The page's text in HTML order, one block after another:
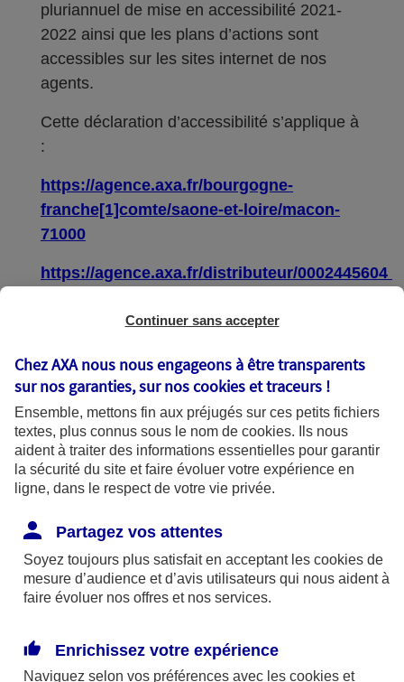
pluriannuel de mise en accessibilité 2021-
2022 ainsi que les plans d’actions sont
accessibles sur les sites internet de nos
agents.
Cette déclaration d’accessibilité s’applique à
:
https://agence.axa.fr/bourgogne-
franche[1]comte/saone-et-loire/macon-
71000
https://agence.axa.fr/distributeur/0002445604
https://agence.axa.fr/distributeur/0004587904
État de conformité
Les pages web :
https://agence.axa.fr/bourgogne-
franche[1]comte/saone-et-loire/macon-
https://agence.axa.fr/distributeur/0002445604
sont partiellement conformes avec le
Continuer sans accepter
Chez AXA nous nous engageons à être transparents
sur nos garanties, sur noscookies et traceurs !
Ensemble, mettons fin aux préjugés sur ces petits fichiers
textes, plus connus sous le nom de cookies. Ils nous
aident à traiter des informations essentielles pour garantir
la sécurité du site et faire évoluer votre expérience en
ligne, dans le respect de votre vie privée.
Partagez vos attentes
Soyez toujours plus satisfait en acceptant les cookies de
mesure d’audience et d’avis utilisateurs qui nous aident à
faire évoluer nos offres et nos services.
Enrichissez votre expérience
Naviguez selon vos préférences avec les cookies et